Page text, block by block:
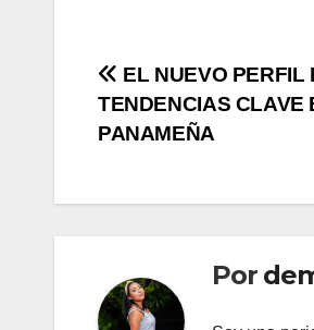
Navegación
de
EL NUEVO PERFIL
TENDENCIAS CLAVE
PANAMEÑA
Por